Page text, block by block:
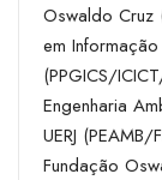
Oswaldo
em
(PPGICS/
Engenharia
UERJ
Fundação